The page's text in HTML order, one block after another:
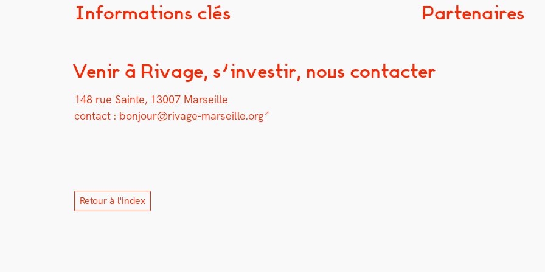
Informations clés Partenaires
Venir à Rivage, s’investir, nous contacter
148 rue Sainte, 13007 Mar­seille
con­tact : bonjour@rivage-marseille.org
Retour à l'index